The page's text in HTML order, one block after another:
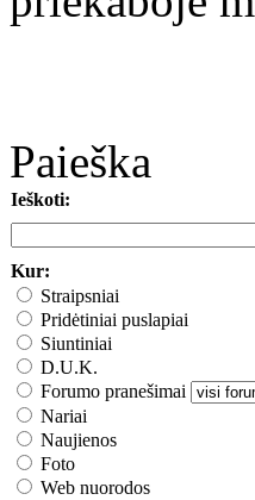
Paieška
Ieškoti:
Kur:
Straipsniai
Pridėtiniai puslapiai
Siuntiniai
D.U.K.
Forumo pranešimai
Nariai
Naujienos
Foto
Web nuorodos